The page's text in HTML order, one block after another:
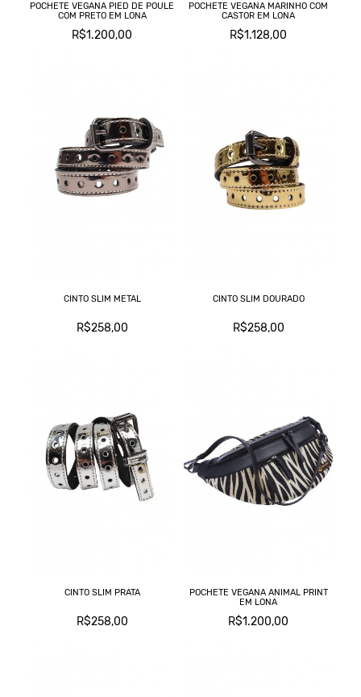
POCHETE VEGANA PIED DE POULE
COM PRETO EM LONA
R$1.200,00
POCHETE VEGANA MARINHO COM
CASTOR EM LONA
R$1.128,00
CINTO SLIM METAL
R$258,00
CINTO SLIM DOURADO
R$258,00
CINTO SLIM PRATA
R$258,00
POCHETE VEGANA ANIMAL PRINT
EM LONA
R$1.200,00